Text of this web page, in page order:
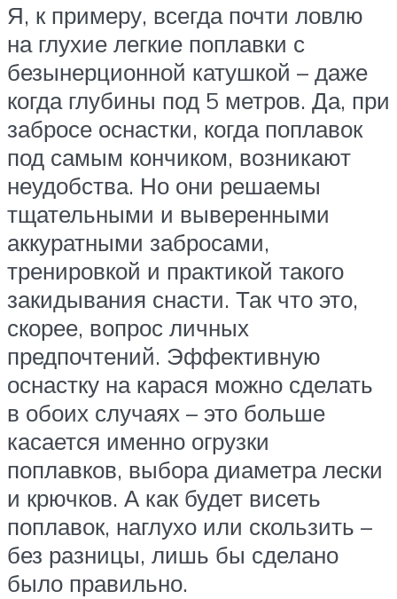
Я, к примеру, всегда почти ловлю
на глухие легкие поплавки с
безынерционной катушкой – даже
когда глубины под 5 метров. Да, при
забросе оснастки, когда поплавок
под самым кончиком, возникают
неудобства. Но они решаемы
тщательными и выверенными
аккуратными забросами,
тренировкой и практикой такого
закидывания снасти. Так что это,
скорее, вопрос личных
предпочтений. Эффективную
оснастку на карася можно сделать
в обоих случаях – это больше
касается именно огрузки
поплавков, выбора диаметра лески
и крючков. А как будет висеть
поплавок, наглухо или скользить –
без разницы, лишь бы сделано
было правильно.